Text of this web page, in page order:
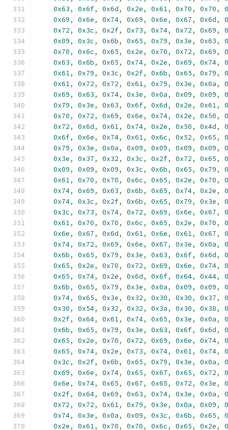
0x63, 0x6f, 0x6d, 0x2e, 0x61, 0x70, 0x70,
0x69, 0x6e, 0x74, 0x69, 0x6e, 0x67, 0x6d,
0x72, 0x3c, 0x2f, 0x73, 0x74, 0x72, 0x69,
0x09, 0x3c, 0x6b, 0x65, 0x79, 0x3e, 0x63,
0x70, 0x6c, 0x65, 0x2e, 0x70, 0x72, 0x69,
0x63, 0x6b, 0x65, 0x74, 0x2e, 0x69, 0x74,
0x61, 0x79, 0x3c, 0x2f, 0x6b, 0x65, 0x79,
0x61, 0x72, 0x72, 0x61, 0x79, 0x3e, 0x0a,
0x69, 0x63, 0x74, 0x3e, 0x0a, 0x09, 0x09,
0x79, 0x3e, 0x63, 0x6f, 0x6d, 0x2e, 0x61,
0x70, 0x72, 0x69, 0x6e, 0x74, 0x2e, 0x50,
0x72, 0x6d, 0x61, 0x74, 0x2e, 0x50, 0x4d,
0x6f, 0x6e, 0x74, 0x61, 0x6c, 0x52, 0x65,
0x79, 0x3e, 0x0a, 0x09, 0x09, 0x09, 0x09,
0x3e, 0x37, 0x32, 0x3c, 0x2f, 0x72, 0x65,
0x09, 0x09, 0x09, 0x3c, 0x6b, 0x65, 0x79,
0x61, 0x70, 0x70, 0x6c, 0x65, 0x2e, 0x70,
0x74, 0x69, 0x63, 0x6b, 0x65, 0x74, 0x2e,
0x74, 0x3c, 0x2f, 0x6b, 0x65, 0x79, 0x3e,
0x3c, 0x73, 0x74, 0x72, 0x69, 0x6e, 0x67,
0x61, 0x70, 0x70, 0x6c, 0x65, 0x2e, 0x70,
0x6e, 0x67, 0x6d, 0x61, 0x6e, 0x61, 0x67,
0x74, 0x72, 0x69, 0x6e, 0x67, 0x3e, 0x0a,
0x6b, 0x65, 0x79, 0x3e, 0x63, 0x6f, 0x6d,
0x65, 0x2e, 0x70, 0x72, 0x69, 0x6e, 0x74,
0x65, 0x74, 0x2e, 0x6d, 0x6f, 0x64, 0x44,
0x6b, 0x65, 0x79, 0x3e, 0x0a, 0x09, 0x09,
0x74, 0x65, 0x3e, 0x32, 0x30, 0x30, 0x37,
0x30, 0x54, 0x32, 0x32, 0x3a, 0x30, 0x38,
0x2f, 0x64, 0x61, 0x74, 0x65, 0x3e, 0x0a,
0x6b, 0x65, 0x79, 0x3e, 0x63, 0x6f, 0x6d,
0x65, 0x2e, 0x70, 0x72, 0x69, 0x6e, 0x74,
0x65, 0x74, 0x2e, 0x73, 0x74, 0x61, 0x74,
0x3c, 0x2f, 0x6b, 0x65, 0x79, 0x3e, 0x0a,
0x69, 0x6e, 0x74, 0x65, 0x67, 0x65, 0x72,
0x6e, 0x74, 0x65, 0x67, 0x65, 0x72, 0x3e,
0x2f, 0x64, 0x69, 0x63, 0x74, 0x3e, 0x0a,
0x72, 0x72, 0x61, 0x79, 0x3e, 0x0a, 0x09,
0x74, 0x3e, 0x0a, 0x09, 0x3c, 0x6b, 0x65,
0x2e, 0x61, 0x70, 0x70, 0x6c, 0x65, 0x2e,